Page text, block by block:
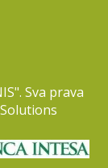
Sva prava